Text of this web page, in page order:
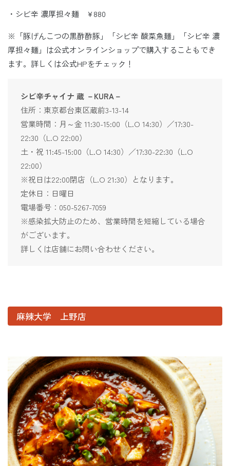
・シビ辛 濃厚担々麺 ¥880
※「豚げんこつの黒酢酢豚」「シビ辛 酸菜魚麺」「シビ辛 濃
厚担々麺」は公式オンラインショップで購入することもでき
ます。詳しくは公式HPをチェック！
シビ辛チャイナ 蔵 －KURA－
住所：東京都台東区蔵前3-13-14
営業時間：月～金 11:30-15:00（L.O 14:30）／17:30-
22:30（L.O 22:00）
土・祝 11:45-15:00（L.O 14:30）／17:30-22:30（L.O
22:00）
※祝日は22:00閉店（L.O 21:30）となります。
定休日：日曜日
電場番号：050-5267-7059
※感染拡大防止のため、営業時間を短縮している場合
がございます。
詳しくは店舗にお問い合わせください。
麻辣大学 上野店